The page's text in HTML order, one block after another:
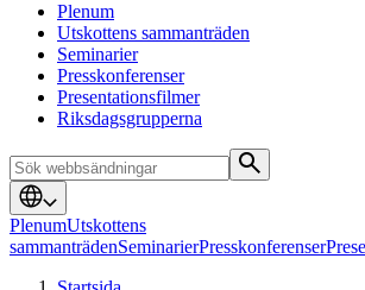
Plenum
Utskottens sammanträden
Seminarier
Presskonferenser
Presentationsfilmer
Riksdagsgrupperna
PlenumUtskottens
sammanträdenSeminarierPresskonferenser